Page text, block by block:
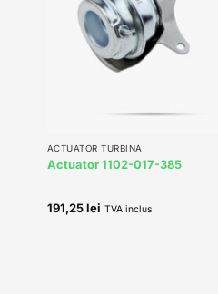
ACTUATOR TURBINA
Actuator 1102-017-385
191,25lei TVA inclus